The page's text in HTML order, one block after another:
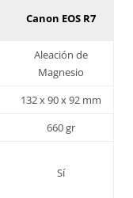
Canon EOS R7
Aleación de
Magnesio
132 x 90 x 92 mm
660 gr
Sí